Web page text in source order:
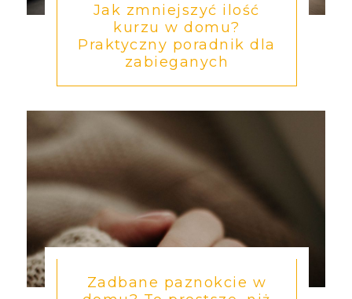
Jak zmniejszyć ilość
kurzu w domu?
Praktyczny poradnik dla
zabieganych
Zadbane paznokcie w